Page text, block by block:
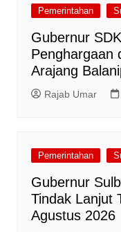
Pemerintahan
Gubernur
Penghargaan
Arajang
Rajab Umar
Pemerintahan
Gubernur
Tindak Lanjut
Agustus 2026